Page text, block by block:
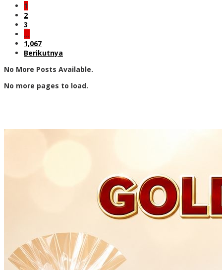
1
2
3
…
1,067
Berikutnya
No More Posts Available.
No more pages to load.